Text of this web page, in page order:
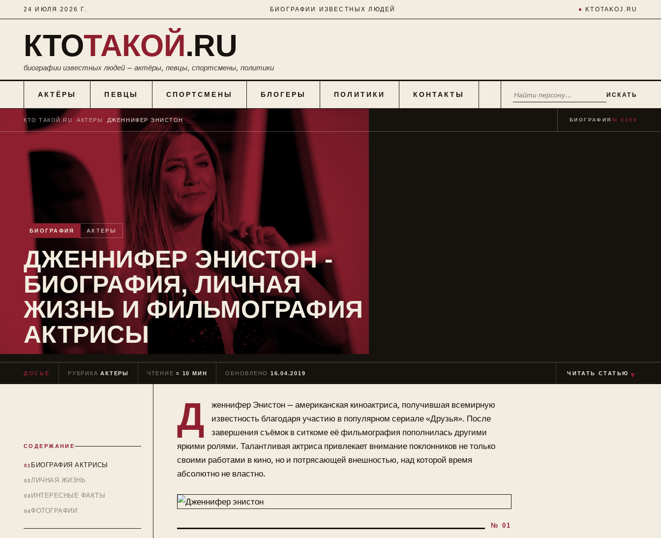
24 ИЮЛЯ 2026 Г. БИОГРАФИИ ИЗВЕСТНЫХ ЛЮДЕЙ ● KTOTAKOJ.RU
КТОТАКОЙ.RU
биографии известных людей — актёры, певцы, спортсмены, политики
АКТЁРЫ ПЕВЦЫ СПОРТСМЕНЫ БЛОГЕРЫ ПОЛИТИКИ КОНТАКТЫ ИСКАТЬ
КТО ТАКОЙ.RU■АКТЕРЫ ДЖЕННИФЕР ЭНИСТОН БИОГРАФИЯ № 0300
БИОГРАФИЯ АКТЕРЫ
ДЖЕННИФЕР ЭНИСТОН -
БИОГРАФИЯ, ЛИЧНАЯ
ЖИЗНЬ И ФИЛЬМОГРАФИЯ
АКТРИСЫ
ДОСЬЕ РУБРИКААКТЕРЫ ЧТЕНИЕ≈ 10 МИН ОБНОВЛЕНО 16.04.2019 ЧИТАТЬ СТАТЬЮ ▼
СОДЕРЖАНИЕ
БИОГРАФИЯ АКТРИСЫ
ЛИЧНАЯ ЖИЗНЬ
ИНТЕРЕСНЫЕ ФАКТЫ
ФОТОГРАФИИ
Д
женнифер Энистон — американская киноактриса, получившая всемирную
известность благодаря участию в популярном сериале «Друзья». После
завершения съёмок в ситкоме её фильмография пополнилась другими
яркими ролями. Талантливая актриса привлекает внимание поклонников не только
своими работами в кино, но и потрясающей внешностью, над которой время
абсолютно не властно.